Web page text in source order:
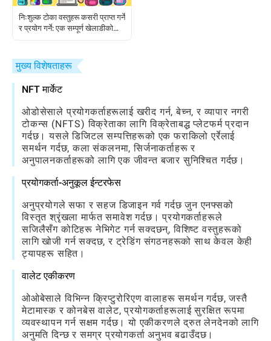
निःशुल्क टोका वस्तुहरू कसरी प्राप्त गर्ने
र प्रयोग गर्ने: एक सम्पूर्ण खेलाडीको
मुख्य विशेषताहरू
NFT मार्केट
ओडोसेसाले प्रयोगकर्ताहरूलाई खरीद गर्न, बेच्न, र व्यापार नगरी
टोकन्स (NFTS) विक्रेताका लागि विक्रेताबद्ध प्लेटफर्म प्रदान
गर्दछ। यसले डिजिटल सम्पत्तिहरूको एक फराकिलो एर्रेलाई
समर्थन गर्दछ, कला संकलनमा, सिर्जनाकर्ताहरू र
अनुपालनकर्ताहरूको लागि एक जीवन्त बजार सुनिश्चित गर्दछ।
प्रयोगकर्ता-अनुकूल ईन्टरफेस
अनुप्रयोगले सफा र सहज डिजाइन गर्व गर्दछ जुन एनफ्सको
विस्तृत श्रृंखला मार्फत समावेश गर्दछ। प्रयोगकर्ताहरूले
सजिलैसँग कोटिहरू नेभिगेट गर्न सक्दछन्, विशिष्ट वस्तुहरूको
लागि खोजी गर्न सक्दछ, र ट्रेडिंग संगठनहरूको साथ केवल केही
ट्यापहरू सहित।
वालेट एकीकरण
ओओबेसाले विभिन्न क्रिप्टुरोरिएण वालाहरू समर्थन गर्दछ, जस्तै
मेटामास्क र कोनबेस वालेट, प्रयोगकर्ताहरूलाई सुरक्षित रूपमा
व्यवस्थापन गर्न सक्षम गर्दछ। यो एकीकरणले द्रुत लेनदेनको लागि
अनुमति दिन्छ र समग्र प्रयोगकर्ता अनुभव बढाउँदछ।